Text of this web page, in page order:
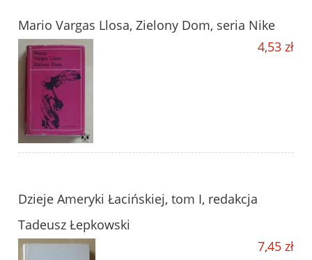
Mario Vargas Llosa, Zielony Dom, seria Nike
4,53 zł
Dzieje Ameryki Łacińskiej, tom I, redakcja
Tadeusz Łepkowski
7,45 zł